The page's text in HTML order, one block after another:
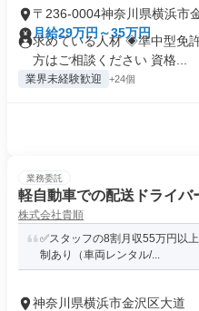
〒236-0004神奈川県横浜市
月給29万円～35万円
求めている人材 ◈準中型免
方はご相談ください 資格...
業界未経験歓迎 +24個
業務委託
軽自動車での配送ドライバ
株式会社貴順
✅スタッフの8割月収55万円以
制あり（車両レンタル/...
神奈川県横浜市金沢区大道